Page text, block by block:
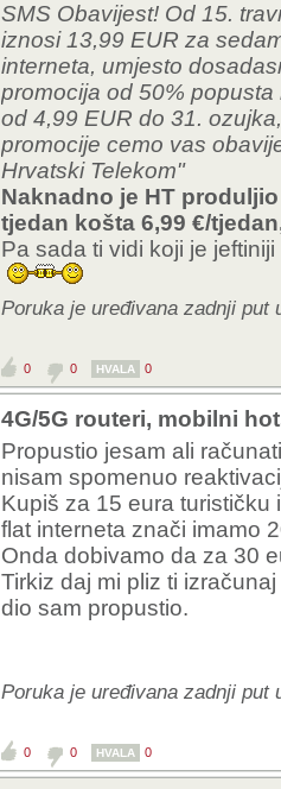
SMS Obavijest! Od 15.
iznosi 13,99 EUR za
interneta, umjesto
promocija od 50%
od 4,99 EUR do 31.
promocije cemo vas
Hrvatski Telekom"
Naknadno je HT
tjedan košta 6,99 €/
Pa sada ti vidi koji je jeftiniji
Poruka je uređivana zadnji put
0 0 HVALA 0
4G/5G routeri, mobilni
Propustio jesam ali
nisam spomenuo
Kupiš za 15 eura
flat interneta znači imamo
Onda dobivamo da za 30
Tirkiz daj mi pliz ti
dio sam propustio.
Poruka je uređivana zadnji put
0 0 HVALA 0